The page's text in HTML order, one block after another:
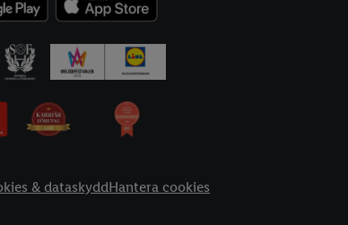
& dataskyddHantera cookies